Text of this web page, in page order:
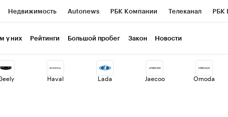
Недвижимость Autonews РБК Компании Телеканал РБК
Визионеры
Кредитные рейтинги Франшизы Газета
контрагентов Экономика Бизнес
у них Рейтинги Большой пробег Закон Новости
Haval Lada Jaecoo Omoda